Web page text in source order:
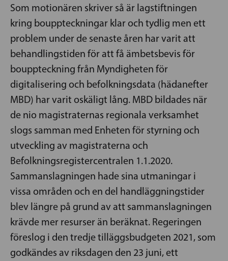
Som motionären skriver så är lagstiftningen
kring bouppteckningar klar och tydlig men ett
problem under de senaste åren har varit att
behandlingstiden för att få ämbetsbevis för
bouppteckning från Myndigheten för
digitalisering och befolkningsdata (hädanefter
MBD) har varit oskäligt lång. MBD bildades när
de nio magistraternas regionala verksamhet
slogs samman med Enheten för styrning och
utveckling av magistraterna och
Befolkningsregistercentralen 1.1.2020.
Sammanslagningen hade sina utmaningar i
vissa områden och en del handläggningstider
blev längre på grund av att sammanslagningen
krävde mer resurser än beräknat. Regeringen
föreslog i den tredje tilläggsbudgeten 2021, som
godkändes av riksdagen den 23 juni, ett